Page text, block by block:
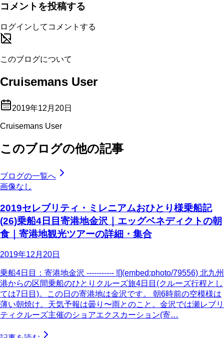
コメントを投稿する
ログインしてコメントする
このブログについて
Cruisemans User
2019年12月20日
Cruisemans User
このブログの他の記事
ブログの一覧へ
画像なし
2019セレブリティ・ミレニアムおひとり様乗船記
(26)乗船4日目寄港地金沢｜エッグベネディクトの朝
食｜寄港地観光ツアーの詳細・集合
2019年12月20日
乗船4日目：寄港地金沢 ----------- ![](embed:photo/79556) 北九州
港からの区間乗船のひとりクルーズ旅4日目(クルーズ行程とし
ては7日目)。この日の寄港地は金沢です。 朝6時前の空模様は
薄い朝焼け。天気予報は曇り〜雨とのこと。金沢では瀬レブリ
ティクルーズ主催のショアエクスカーション(寄…